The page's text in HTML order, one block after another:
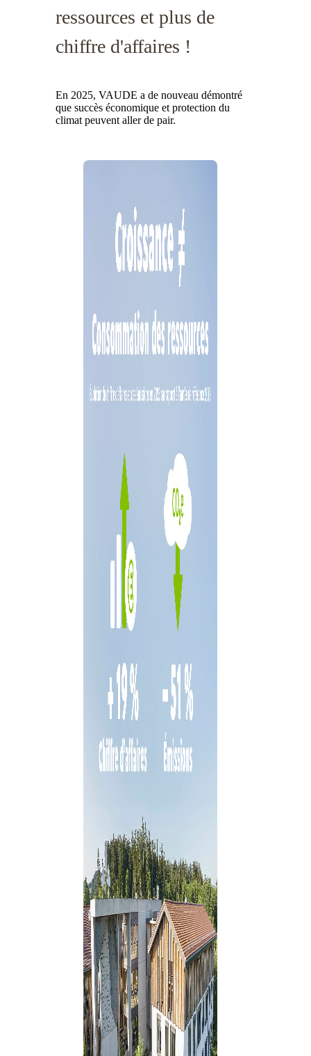
ressources et plus de
chiffre d'affaires !
En 2025, VAUDE a de nouveau démontré
que succès économique et protection du
climat peuvent aller de pair.